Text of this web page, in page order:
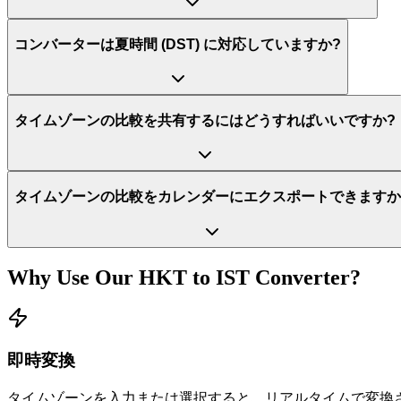
コンバーターは夏時間 (DST) に対応していますか?
タイムゾーンの比較を共有するにはどうすればいいですか?
タイムゾーンの比較をカレンダーにエクスポートできます
Why Use Our HKT to IST Converter?
即時変換
タイムゾーンを入力または選択すると、リアルタイムで変換